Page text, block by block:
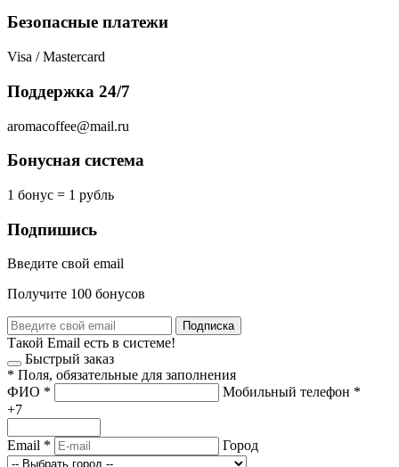
Безопасные платежи
Visa / Mastercard
Поддержка 24/7
aromacoffee@mail.ru
Бонусная система
1 бонус = 1 рубль
Подпишись
Введите свой email
Получите 100 бонусов
Подписка
Такой Email есть в системе!
Быстрый заказ
* Поля, обязательные для заполнения
ФИО * Мобильный телефон *
+7
Email * Город